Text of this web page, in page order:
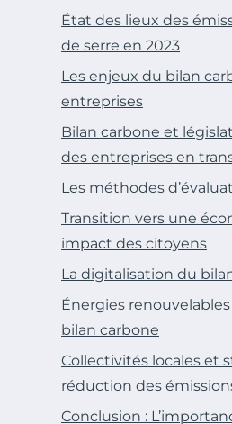
État des lieux des
de serre en 2023
Les enjeux du bilan
entreprises
Bilan carbone et
des entreprises en
Les méthodes
Transition vers une
impact des citoyens
La digitalisation du
Énergies
bilan carbone
Collectivités locales et
réduction des
Conclusion :